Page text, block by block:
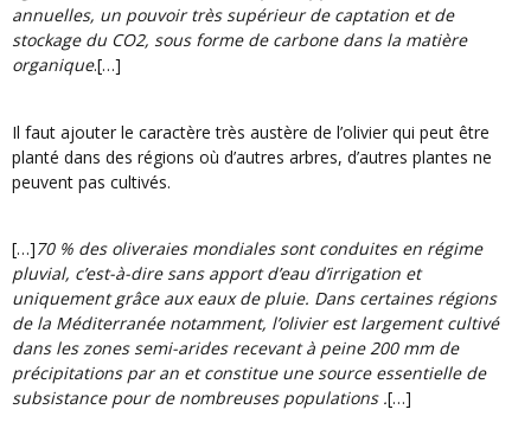
annuelles, un pouvoir très supérieur de captation et de
stockage du CO2, sous forme de carbone dans la matière
organique.[…]
Il faut ajouter le caractère très austère de l’olivier qui peut être
planté dans des régions où d’autres arbres, d’autres plantes ne
peuvent pas cultivés.
[…]70 % des oliveraies mondiales sont conduites en régime
pluvial, c’est-à-dire sans apport d’eau d’irrigation et
uniquement grâce aux eaux de pluie. Dans certaines régions
de la Méditerranée notamment, l’olivier est largement cultivé
dans les zones semi-arides recevant à peine 200 mm de
précipitations par an et constitue une source essentielle de
subsistance pour de nombreuses populations .[…]